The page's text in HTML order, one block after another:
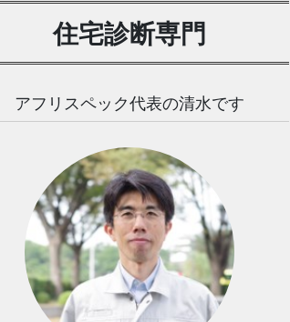
住宅診断専門
アフリスペック代表の清水です